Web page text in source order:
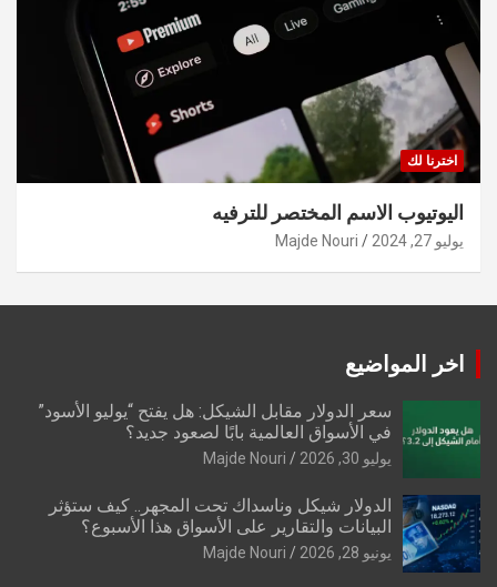
اخترنا لك
اليوتيوب الاسم المختصر للترفيه
يوليو 27, 2024 Majde Nouri
اخر المواضيع
سعر الدولار مقابل الشيكل: هل يفتح “يوليو الأسود”
في الأسواق العالمية بابًا لصعود جديد؟
يوليو 30, 2026 Majde Nouri
الدولار شيكل وناسداك تحت المجهر.. كيف ستؤثر
البيانات والتقارير على الأسواق هذا الأسبوع؟
يونيو 28, 2026 Majde Nouri